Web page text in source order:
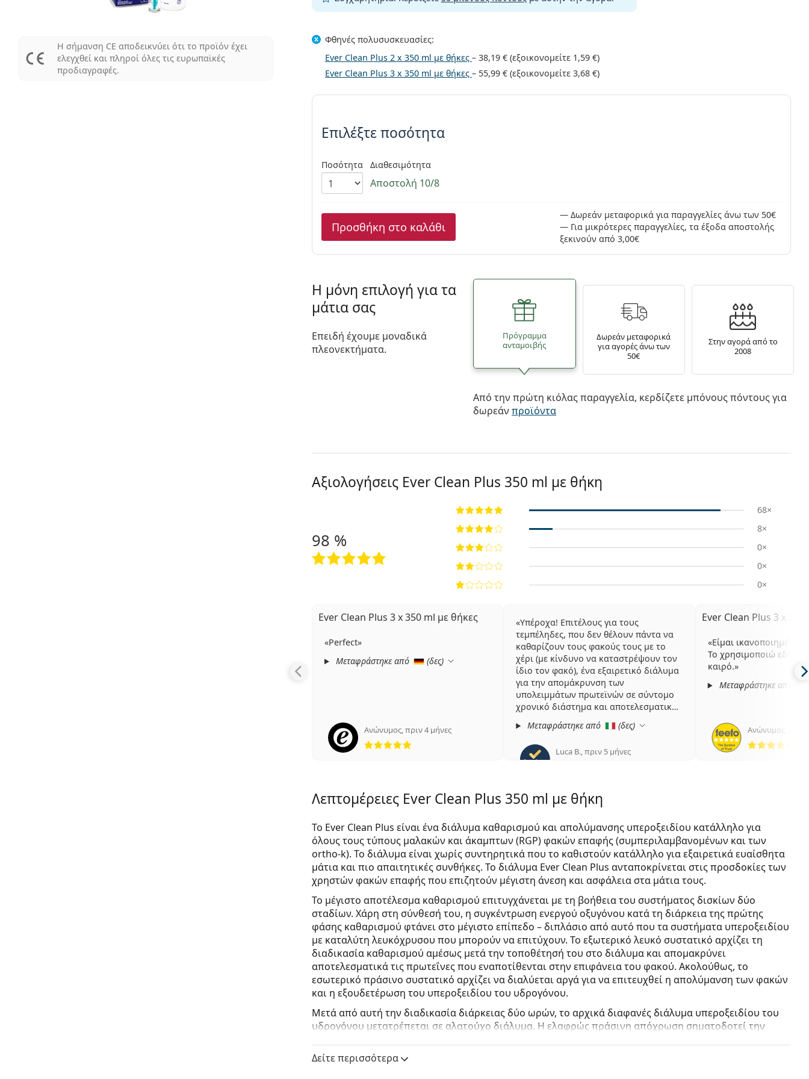
Η σήμανση CE αποδεικνύει ότι το προϊόν έχει
ελεγχθεί και πληροί όλες τις ευρωπαϊκές
προδιαγραφές.
Φθηνές πολυσυσκευασίες:
Ever Clean Plus 2 x 350 ml με θήκες–38,19 € (εξοικονομείτε 1,59 €)
Ever Clean Plus 3 x 350 ml με θήκες– 55,99 € (εξοικονομείτε3,68 €)
Συμπληρώστε τις παράμετρους
Επιλέξτε ποσότητα
Ποσότητα Διαθεσιμότητα
Αποστολή 10/8
Προσθήκη στο καλάθι
Δωρεάν μεταφορικά για παραγγελίες άνω των 50€
Για μικρότερες παραγγελίες, τα έξοδα αποστολής
ξεκινούν από 3,00€
Η μόνη επιλογή για τα
μάτια σας
Επειδή έχουμε μοναδικά
πλεονεκτήματα.
Πρόγραμμα
ανταμοιβής
Δωρεάν μεταφορικά
για αγορές άνω των
50€
Στην αγορά από το
2008
Από την πρώτη κιόλας παραγγελία, κερδίζετε μπόνους πόντους για
δωρεάνπροϊόντα
Αξιολογήσεις Ever Clean Plus 350 ml με θήκη
98 %
68×
8×
0×
0×
0×
Ever Clean Plus 3 x 350 ml με θήκες
Perfect
Μεταφράστηκε από
(δες)
Ανώνυμος,πριν 4 μήνες
5 αξιολογήσεις από 5
Υπέροχα! Επιτέλους για τους
τεμπέληδες, που δεν θέλουν πάντα να
καθαρίζουν τους φακούς τους με το
χέρι (με κίνδυνο να καταστρέψουν τον
ίδιο τον φακό), ένα εξαιρετικό διάλυμα
για την απομάκρυνση των
υπολειμμάτων πρωτεϊνών σε σύντομο
χρονικό διάστημα και αποτελεσματικά.
Σας ευχαριστούμε!
Μεταφράστηκε από (δες)
Luca B.,πριν 5 μήνες
5 αξιολογήσεις από 5
Ever Clean Plus 3 x
Είμαι ικανοποιημένος
Το χρησιμοποιώ εδώ
καιρό.
Μεταφράστηκε από
Ανώνυμος
Λεπτομέρειες Ever Clean Plus 350 ml με θήκη
Το Ever Clean Plus είναι ένα διάλυμα καθαρισμού και απολύμανσης υπεροξειδίου κατάλληλο για
όλους τους τύπους μαλακών και άκαμπτων (RGP) φακών επαφής (συμπεριλαμβανομένων και των
ortho-k). Το διάλυμα είναι χωρίς συντηρητικά που το καθιστούν κατάλληλο για εξαιρετικά ευαίσθητα
μάτια και πιο απαιτητικές συνθήκες. Το διάλυμα Ever Clean Plus ανταποκρίνεται στις προσδοκίες των
χρηστών φακών επαφής που επιζητούν μέγιστη άνεση και ασφάλεια στα μάτια τους.
Το μέγιστο αποτέλεσμα καθαρισμού επιτυγχάνεται με τη βοήθεια του συστήματος δισκίων δύο
σταδίων. Χάρη στη σύνθεσή του, η συγκέντρωση ενεργού οξυγόνου κατά τη διάρκεια της πρώτης
φάσης καθαρισμού φτάνει στο μέγιστο επίπεδο – διπλάσιο από αυτό που τα συστήματα υπεροξειδίου
με καταλύτη λευκόχρυσου που μπορούν να επιτύχουν. Το εξωτερικό λευκό συστατικό αρχίζει τη
διαδικασία καθαρισμού αμέσως μετά την τοποθέτησή του στο διάλυμα και απομακρύνει
αποτελεσματικά τις πρωτεΐνες που εναποτίθενται στην επιφάνεια του φακού. Ακολούθως, το
εσωτερικό πράσινο συστατικό αρχίζει να διαλύεται αργά για να επιτευχθεί η απολύμανση των φακών
και η εξουδετέρωση του υπεροξειδίου του υδρογόνου.
Μετά από αυτή την διαδικασία διάρκειας δύο ωρών, το αρχικά διαφανές διάλυμα υπεροξειδίου του
υδρογόνου μετατρέπεται σε αλατούχο διάλυμα. Η ελαφρώς πράσινη απόχρωση σηματοδοτεί την
απολυμαίνονται, καθαρίζονται, εξουδετερώνονται και είναι έτοιμοι για χρήση.
Δείτε περισσότερα